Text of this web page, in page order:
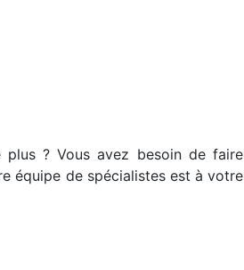
? Vous avez besoin de faire
équipe de spécialistes est à votre